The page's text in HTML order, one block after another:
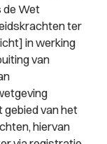
de Wet
ter
in werking
van
gebied van het
hiervan